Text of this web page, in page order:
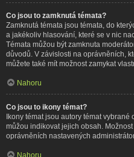
Co jsou to zamknutá témata?
Zamknutá témata jsou témata, do
a jakékoliv hlasování, které se v nic
Témata můžou být zamknuta
důvodů. V závislosti na oprávněních,
můžete také mít možnost zamykat
Nahoru
Co jsou to ikony témat?
Ikony témat jsou autory témat
můžou indikovat jejich obsah.
oprávněních nastavených
Nahoru